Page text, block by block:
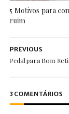
5 Motivos para
ruim
PREVIOUS
Pedal para Bom
3 COMENTÁRIOS